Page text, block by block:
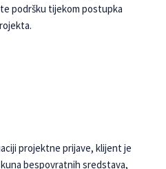
podršku tijekom postupka
projektne prijave, klijent je
bespovratnih sredstava,